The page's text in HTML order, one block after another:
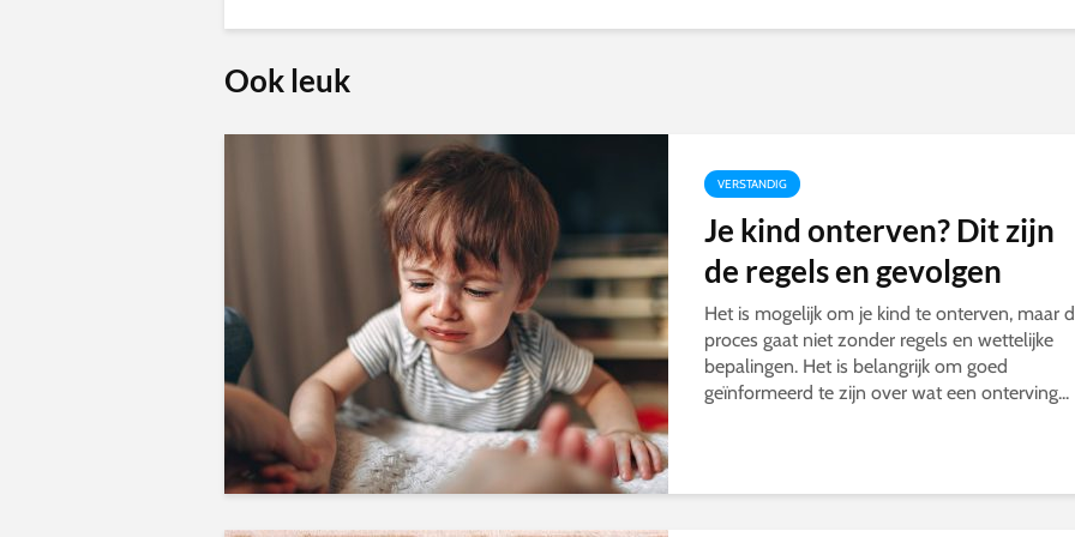
Ook leuk
VERSTANDIG
Je kind onterven? Dit zijn
de regels en gevolgen
Het is mogelijk om je kind te onterven, maar
proces gaat niet zonder regels en wettelijke
bepalingen. Het is belangrijk om goed
geïnformeerd te zijn over wat een onterving...